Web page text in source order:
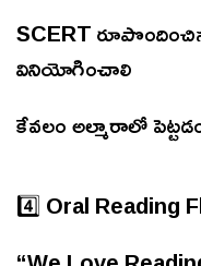
SCERT
వినియోగించాలి
కేవలం అల్మారాలో
4️⃣ Oral Reading